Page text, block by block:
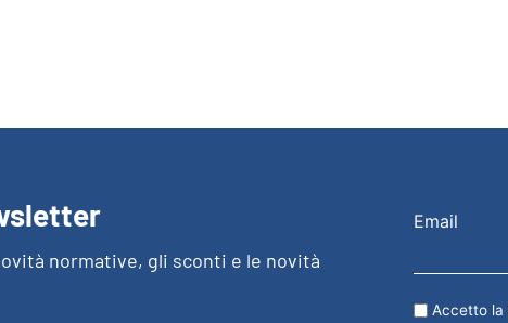
normative, gli sconti e le novità
Email
Accetto la